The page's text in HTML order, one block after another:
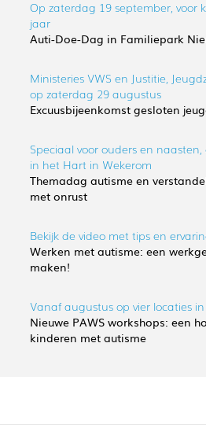
Op zaterdag 19 september, voor
jaar
Auti-Doe-Dag in Familiepark
Ministeries VWS en Justitie,
op zaterdag 29 augustus
Excuusbijeenkomst gesloten
Speciaal voor ouders en
in het Hart in Wekerom
Themadag autisme en
met onrust
Bekijk de video met tips en
Werken met autisme: een
maken!
Vanaf augustus op vier locaties
Nieuwe PAWS workshops: een
kinderen met autisme